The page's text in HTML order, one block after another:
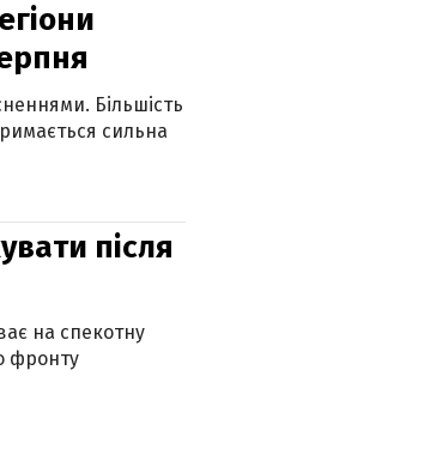
Більшість
сильна
після
на спекотну
фронту